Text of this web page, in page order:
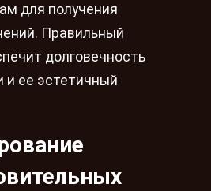
для получения
Правильный
долговечность
и ее эстетичный